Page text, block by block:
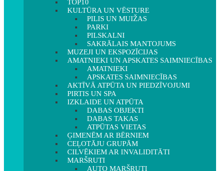
TOP10
KULTŪRA UN VĒSTURE
PILIS UN MUIŽAS
PARKI
PILSKALNI
SAKRĀLAIS MANTOJUMS
MUZEJI UN EKSPOZĪCIJAS
AMATNIEKI UN APSKATES SAIMNIECĪBAS
AMATNIEKI
APSKATES SAIMNIECĪBAS
AKTĪVĀ ATPŪTA UN PIEDZĪVOJUMI
PIRTIS UN SPA
IZKLAIDE UN ATPŪTA
DABAS OBJEKTI
DABAS TAKAS
ATPŪTAS VIETAS
ĢIMENĒM AR BĒRNIEM
CEĻOTĀJU GRUPĀM
CILVĒKIEM AR INVALIDITĀTI
MARŠRUTI
AUTO MARŠRUTI